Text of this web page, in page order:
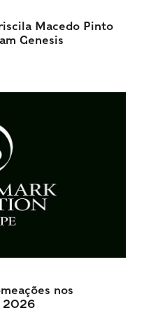
Macedo Pinto
Genesis
nos
2026